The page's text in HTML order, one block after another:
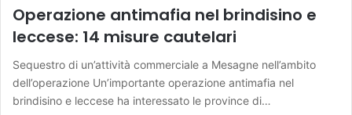
Operazione antimafia nel brindisino e
leccese: 14 misure cautelari
Sequestro di un’attività commerciale a Mesagne nell’ambito
dell’operazione Un’importante operazione antimafia nel
brindisino e leccese ha interessato le province di…